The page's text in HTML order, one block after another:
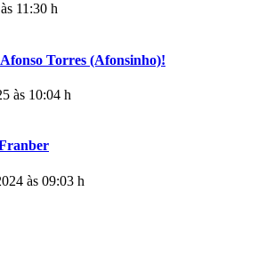
11:30 h
Torres (Afonsinho)!
às 10:04 h
às 09:03 h